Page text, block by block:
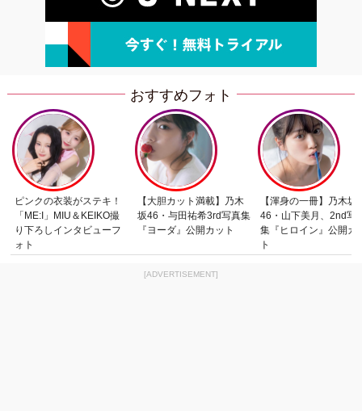
おすすめフォト
ピンクの衣装がステキ！
「ME:I」MIU＆KEIKO撮
り下ろしインタビューフ
ォト
【大胆カット満載】乃木
坂46・与田祐希3rd写真集
『ヨーダ』公開カット
【渾身の一冊】乃木坂
46・山下美月、2nd写
集『ヒロイン』公開カ
ト
[ADVERTISEMENT]